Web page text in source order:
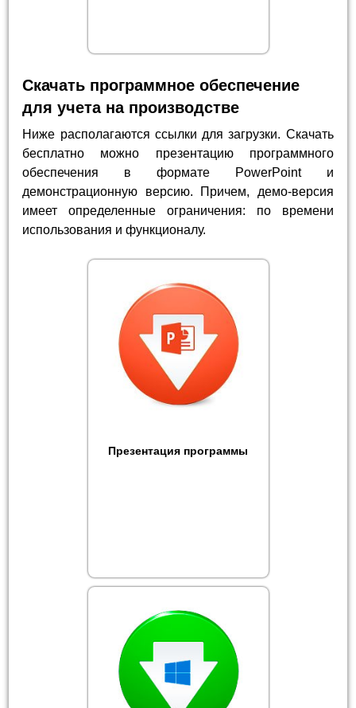
Скачать программное обеспечение
для учета на производстве
Ниже располагаются ссылки для загрузки. Скачать
бесплатно можно презентацию программного
обеспечения в формате PowerPoint и
демонстрационную версию. Причем, демо-версия
имеет определенные ограничения: по времени
использования и функционалу.
Презентация программы